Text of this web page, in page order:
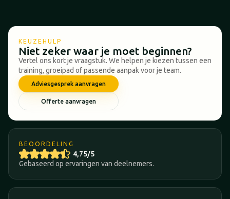
KEUZEHULP
Niet zeker waar je moet beginnen?
Vertel ons kort je vraagstuk. We helpen je kiezen tussen een
training, groeipad of passende aanpak voor je team.
Adviesgesprek aanvragen
Offerte aanvragen
BEOORDELING
4,75/5
Gebaseerd op ervaringen van deelnemers.